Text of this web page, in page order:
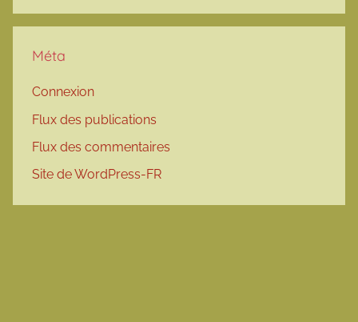
Méta
Connexion
Flux des publications
Flux des commentaires
Site de WordPress-FR